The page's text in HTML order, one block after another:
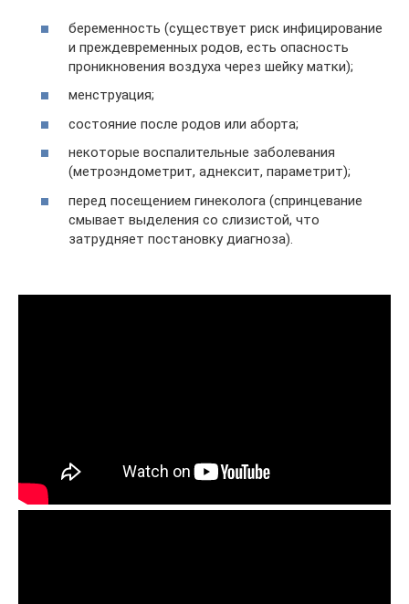
беременность (существует риск инфицирование
и преждевременных родов, есть опасность
проникновения воздуха через шейку матки);
менструация;
состояние после родов или аборта;
некоторые воспалительные заболевания
(метроэндометрит, аднексит, параметрит);
перед посещением гинеколога (спринцевание
смывает выделения со слизистой, что
затрудняет постановку диагноза).